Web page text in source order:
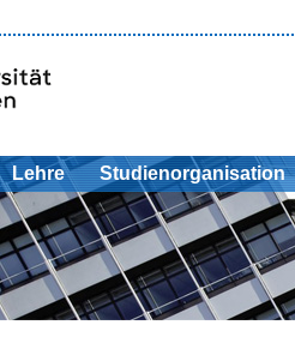
Lehre Studienorganisation